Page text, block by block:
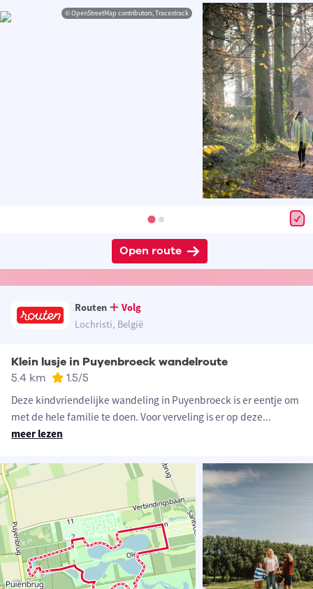
© OpenStreetMap contributors, Tracestrack
Open route
Routen
Volg
Lochristi, België
Klein lusje in Puyenbroeck wandelroute
5.4 km 1.5/5
Deze kindvriendelijke wandeling in Puyenbroeck is er eentje om
met de hele familie te doen. Voor verveling is er op deze...
meer lezen